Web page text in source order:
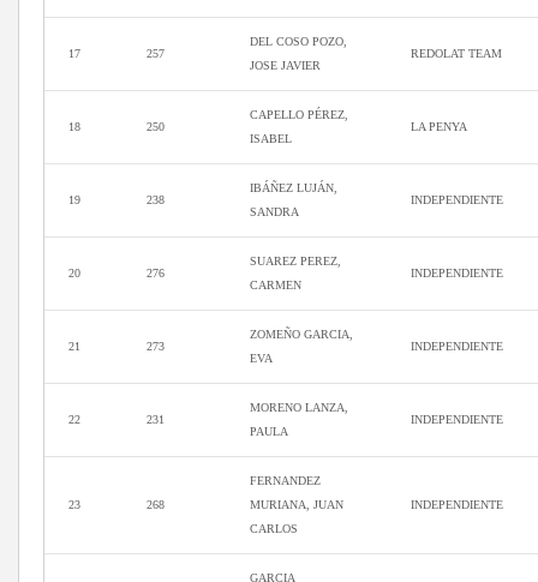
17 257
DEL COSO POZO,
JOSE JAVIER
REDOLAT TEAM
18 250
CAPELLO PÉREZ,
ISABEL
LA PENYA
19 238
IBÁÑEZ LUJÁN,
SANDRA
INDEPENDIENTE
20 276
SUAREZ PEREZ,
CARMEN
INDEPENDIENTE
21 273
ZOMEÑO GARCIA,
EVA
INDEPENDIENTE
22 231
MORENO LANZA,
PAULA
INDEPENDIENTE
23 268
FERNANDEZ
MURIANA, JUAN
CARLOS
INDEPENDIENTE
GARCIA